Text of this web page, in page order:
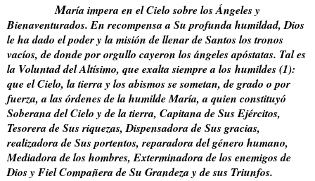
María impera en el Cielo sobre los Ángeles y
Bienaventurados. En recompensa a Su profunda humildad, Dios
le ha dado el poder y la misión de llenar de Santos los tronos
vacíos, de donde por orgullo cayeron los ángeles apóstatas. Tal es
la Voluntad del Altísimo, que exalta siempre a los humildes (1):
que el Cielo, la tierra y los abismos se sometan, de grado o por
fuerza, a las órdenes de la humilde María, a quien constituyó
Soberana del Cielo y de la tierra, Capitana de Sus Ejércitos,
Tesorera de Sus riquezas, Dispensadora de Sus gracias,
realizadora de Sus portentos, reparadora del género humano,
Mediadora de los hombres, Exterminadora de los enemigos de
Dios y Fiel Compañera de Su Grandeza y de sus Triunfos.